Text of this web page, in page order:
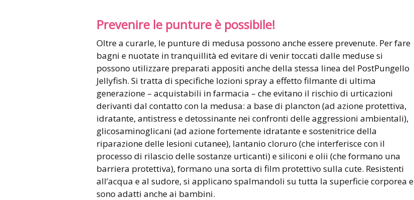
Prevenire le punture è possibile!
Oltre a curarle, le punture di medusa possono anche essere prevenute. Per fare
bagni e nuotate in tranquillità ed evitare di venir toccati dalle meduse si
possono utilizzare preparati appositi anche della stessa linea del PostPungello
Jellyfish. Si tratta di specifiche lozioni spray a effetto filmante di ultima
generazione – acquistabili in farmacia – che evitano il rischio di urticazioni
derivanti dal contatto con la medusa: a base di plancton (ad azione protettiva,
idratante, antistress e detossinante nei confronti delle aggressioni ambientali),
glicosaminoglicani (ad azione fortemente idratante e sostenitrice della
riparazione delle lesioni cutanee), lantanio cloruro (che interferisce con il
processo di rilascio delle sostanze urticanti) e siliconi e olii (che formano una
barriera protettiva), formano una sorta di film protettivo sulla cute. Resistenti
all’acqua e al sudore, si applicano spalmandoli su tutta la superficie corporea e
sono adatti anche ai bambini.